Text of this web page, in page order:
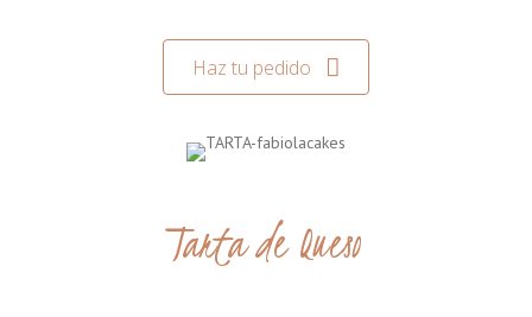
Haz tu pedido
Tarta de Queso